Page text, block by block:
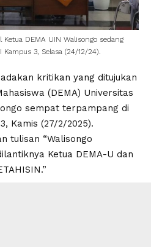
Ketua DEMA UIN Walisongo sedang
3, Selasa (24/12/24).
kritikan yang ditujukan
(DEMA) Universitas
sempat terpampang di
Kamis (27/2/2025).
tulisan “Walisongo
Ketua DEMA-U dan